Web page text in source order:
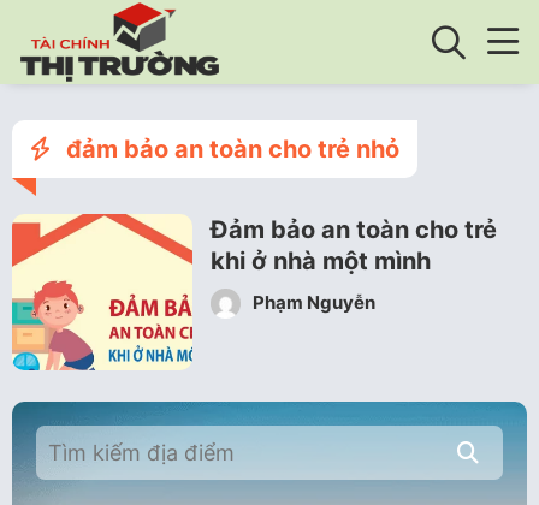
đảm bảo an toàn cho trẻ nhỏ
Đảm bảo an toàn cho trẻ
khi ở nhà một mình
Phạm Nguyễn